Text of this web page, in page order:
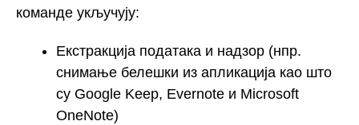
команде укључују:
Екстракција података и надзор (нпр.
снимање белешки из апликација као што
су Google Keep, Evernote и Microsoft
OneNote)